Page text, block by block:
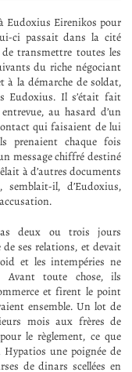
Eudoxius Eirenikos pour
ci passait dans la cité
transmettre toutes les
du riche négociant
à la démarche de soldat,
Eudoxius. Il s’était fait
au hasard d’un
qui faisaient de lui
prenaient chaque fois
message chiffré destiné
à d’autres documents
il, d’Eudoxius,
deux ou trois jours
ses relations, et devait
et les intempéries ne
Avant toute chose, ils
et firent le point
ensemble. Un lot de
mois aux frères de
le règlement, ce que
une poignée de
de dinars scellées en